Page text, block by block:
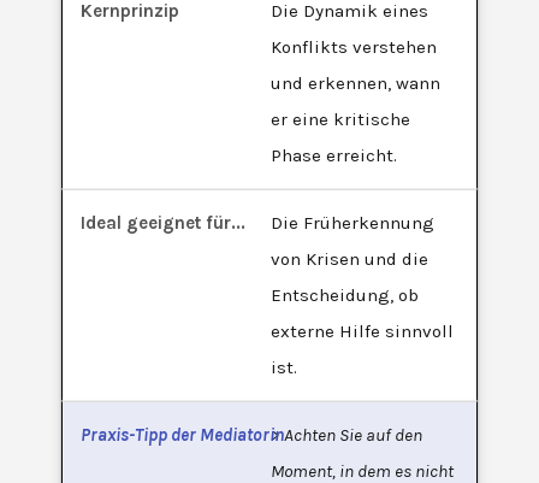
Die Dynamik eines
Konflikts verstehen
und erkennen, wann
er eine kritische
Phase erreicht.
Die Früherkennung
von Krisen und die
Entscheidung, ob
externe Hilfe sinnvoll
ist.
> Achten Sie auf den
Moment, in dem es nicht